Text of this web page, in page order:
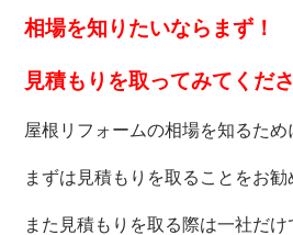
相場を知りたいなら まず！
見積もりを取ってみてくだ
屋根リフォームの相場を知るため
まずは見積もりを取ることをお勧
また見積もりを取る際は一社だけ